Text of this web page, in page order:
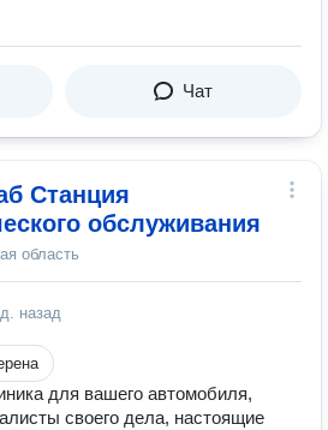
Чат
Станция
обслуживания
область
назад
для вашего автомобиля,
своего дела, настоящие